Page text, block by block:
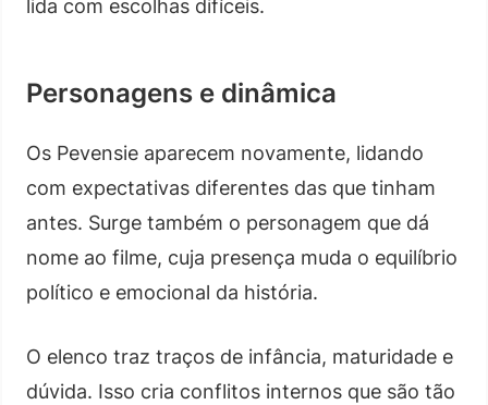
lida com escolhas difíceis.
Personagens e dinâmica
Os Pevensie aparecem novamente, lidando
com expectativas diferentes das que tinham
antes. Surge também o personagem que dá
nome ao filme, cuja presença muda o equilíbrio
político e emocional da história.
O elenco traz traços de infância, maturidade e
dúvida. Isso cria conflitos internos que são tão